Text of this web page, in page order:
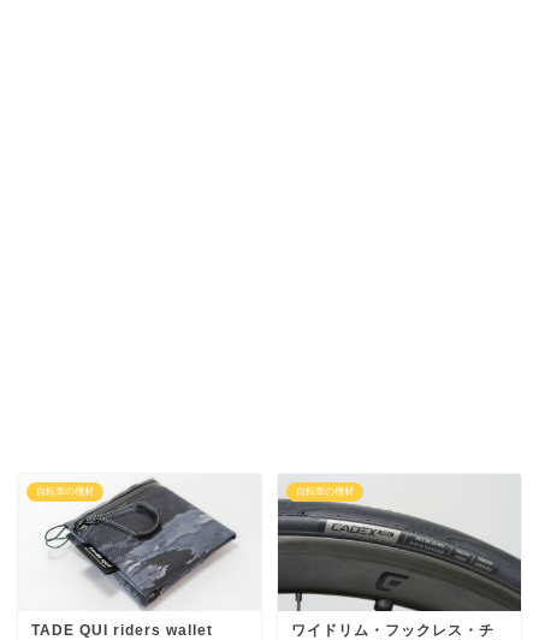
自転車の機材
TADE QUI riders wallet
自転車の機材
ワイドリム・フックレス・チ